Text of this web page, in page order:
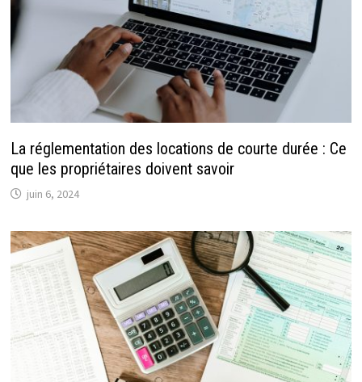
La réglementation des locations de courte durée : Ce
que les propriétaires doivent savoir
juin 6, 2024